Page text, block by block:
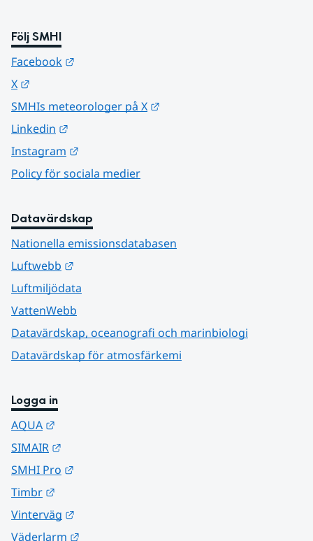
Följ SMHI
Facebook
X
SMHIs meteorologer på X
Linkedin
Instagram
Policy för sociala medier
Datavärdskap
Nationella emissionsdatabasen
Luftwebb
Luftmiljödata
VattenWebb
Datavärdskap, oceanografi och marinbiologi
Datavärdskap för atmosfärkemi
Logga in
AQUA
SIMAIR
SMHI Pro
Timbr
Vinterväg
Väderlarm